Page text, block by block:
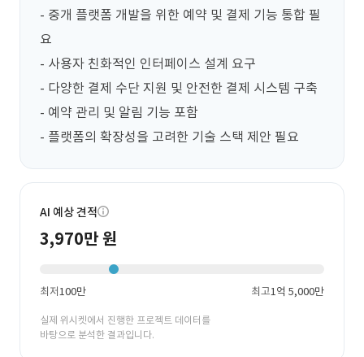
- 중개 플랫폼 개발을 위한 예약 및 결제 기능 통합 필
요
- 사용자 친화적인 인터페이스 설계 요구
- 다양한 결제 수단 지원 및 안전한 결제 시스템 구축
- 예약 관리 및 알림 기능 포함
- 플랫폼의 확장성을 고려한 기술 스택 제안 필요
AI 예상 견적
3,970만 원
최저100만 최고1억 5,000만
실제 위시켓에서 진행한 프로젝트 데이터를
바탕으로 분석한 결과입니다.